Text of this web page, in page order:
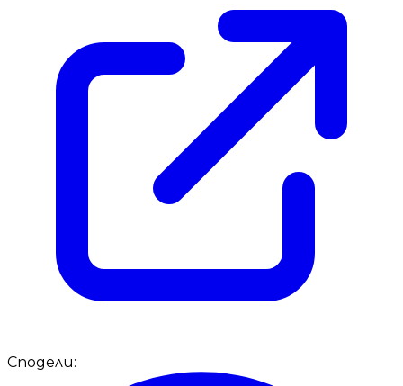
Сподели: